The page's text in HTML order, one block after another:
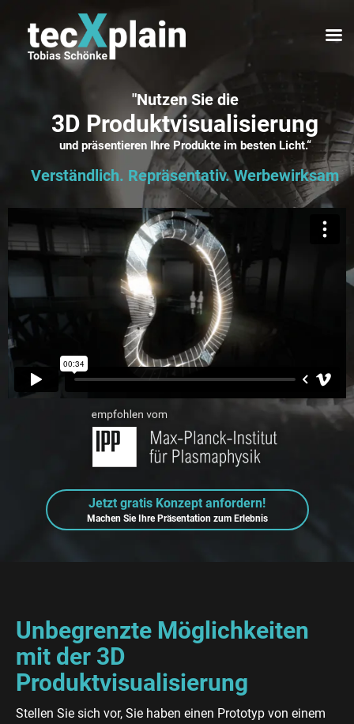
"Nutzen Sie die
3D Produktvisualisierung
und präsentieren Ihre Produkte im besten Licht.“
Verständlich. Repräsentativ. Werbewirksam
Jetzt gratis Konzept anfordern!
Machen Sie Ihre Präsentation zum Erlebnis
Unbegrenzte Möglichkeiten
mit der 3D
Produktvisualisierung
Stellen Sie sich vor, Sie haben einen Prototyp von einem